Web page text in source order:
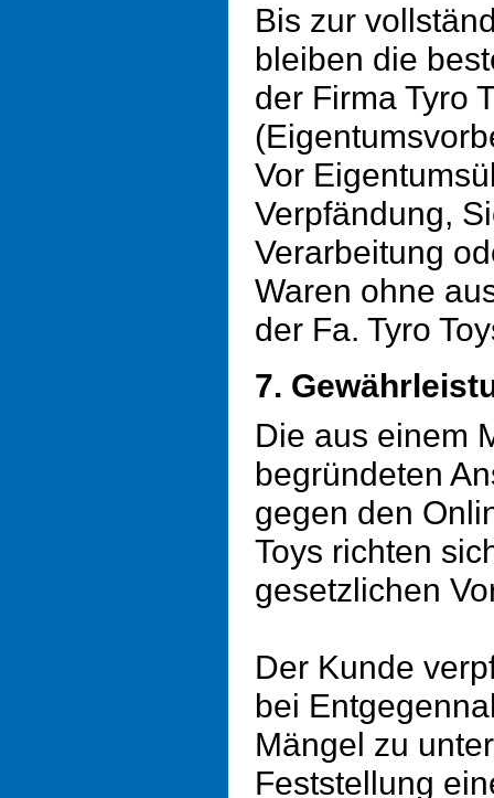
Bis zur
bleiben die
der Firma Tyro
Vor
Verpfändung,
Verarbeitung
Waren ohne
der Fa. Tyro
7.
Die aus einem
begründeten
gegen den
Toys richten
gesetzlichen
Der Kunde
bei
Mängel zu
Feststellung